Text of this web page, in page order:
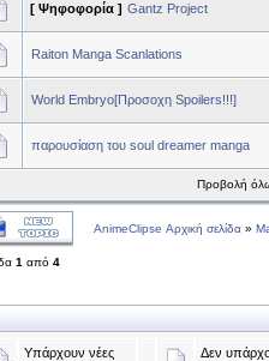
[ Ψηφοφορία ] Gantz Project
Raiton Manga Scanlations
World Embryo[Προσοχη Spoilers!!!]
παρουσίαση του soul dreamer manga
Προβολή
AnimeClipse Αρχική σελίδα »
1 από 4
Υπάρχουν νέες
Δεν